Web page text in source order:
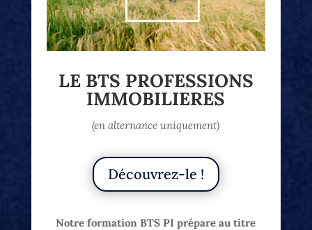
LE BTS PROFESSIONS
IMMOBILIERES
(en alternance uniquement)
Découvrez-le !
Notre formation BTS PI prépare au titre